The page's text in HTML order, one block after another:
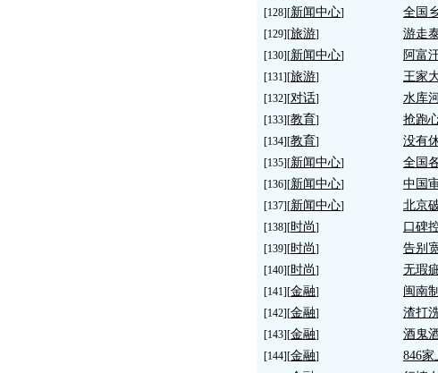
[128][新闻中心] 全国
[129][旅游] 游走
[130][新闻中心] 阿富
[131][旅游] 王家
[132][对话] 水库
[133][教育] 抢跑
[134][教育] 没有
[135][新闻中心] 全国
[136][新闻中心] 中国
[137][新闻中心] 北京
[138][时尚] 口碑
[139][时尚] 告别
[140][时尚] 无瑕
[141][金融] 闽南
[142][金融] 渣打
[143][金融] 酒鬼
[144][金融] 846